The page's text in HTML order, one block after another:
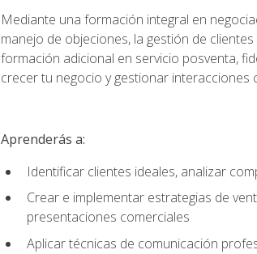
Mediante una formación integral en
manejo de objeciones, la gestión de
formación adicional en servicio posventa,
crecer tu negocio y gestionar interacciones
Aprenderás a:
Identificar clientes ideales, analizar
Crear e implementar estrategias de
presentaciones comerciales
Aplicar técnicas de comunicación